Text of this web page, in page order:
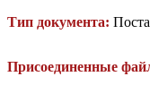
Тип документа:
Присоединенные